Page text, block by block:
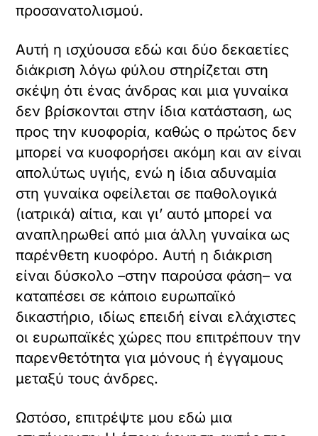
προσανατολισμού.
Αυτή η ισχύουσα εδώ και δύο δεκαετίες
διάκριση λόγω φύλου στηρίζεται στη
σκέψη ότι ένας άνδρας και μια γυναίκα
δεν βρίσκονται στην ίδια κατάσταση, ως
προς την κυοφορία, καθώς ο πρώτος δεν
μπορεί να κυοφορήσει ακόμη και αν είναι
απολύτως υγιής, ενώ η ίδια αδυναμία
στη γυναίκα οφείλεται σε παθολογικά
(ιατρικά) αίτια, και γι’ αυτό μπορεί να
αναπληρωθεί από μια άλλη γυναίκα ως
παρένθετη κυοφόρο. Αυτή η διάκριση
είναι δύσκολο –στην παρούσα φάση– να
καταπέσει σε κάποιο ευρωπαϊκό
δικαστήριο, ιδίως επειδή είναι ελάχιστες
οι ευρωπαϊκές χώρες που επιτρέπουν την
παρενθετότητα για μόνους ή έγγαμους
μεταξύ τους άνδρες.
Ωστόσο, επιτρέψτε μου εδώ μια